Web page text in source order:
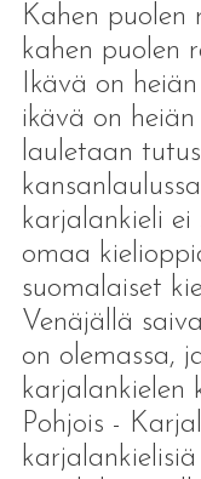
Kahen puolen
kahen puolen
Ikävä on
ikävä on
lauletaan
karjalankieli
omaa
suomalaiset
Venäjällä
on olemassa,
karjalankielen
Pohjois -